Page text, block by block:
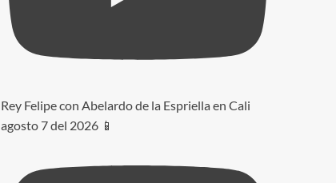
Rey Felipe con Abelardo de la Espriella en Cali
agosto 7 del 2026 📱